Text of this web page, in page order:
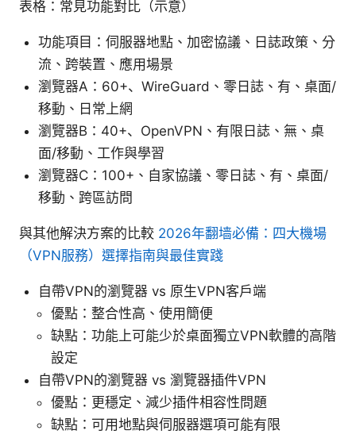
表格：常見功能對比（示意）
功能項目：伺服器地點、加密協議、日誌政策、分
流、跨裝置、應用場景
瀏覽器A：60+、WireGuard、零日誌、有、桌面/
移動、日常上網
瀏覽器B：40+、OpenVPN、有限日誌、無、桌
面/移動、工作與學習
瀏覽器C：100+、自家協議、零日誌、有、桌面/
移動、跨區訪問
與其他解決方案的比較 2026年翻墙必備：四大機場
（VPN服務）選擇指南與最佳實踐
自帶VPN的瀏覽器 vs 原生VPN客戶端
優點：整合性高、使用簡便
缺點：功能上可能少於桌面獨立VPN軟體的高階
設定
自帶VPN的瀏覽器 vs 瀏覽器插件VPN
優點：更穩定、減少插件相容性問題
缺點：可用地點與伺服器選項可能有限